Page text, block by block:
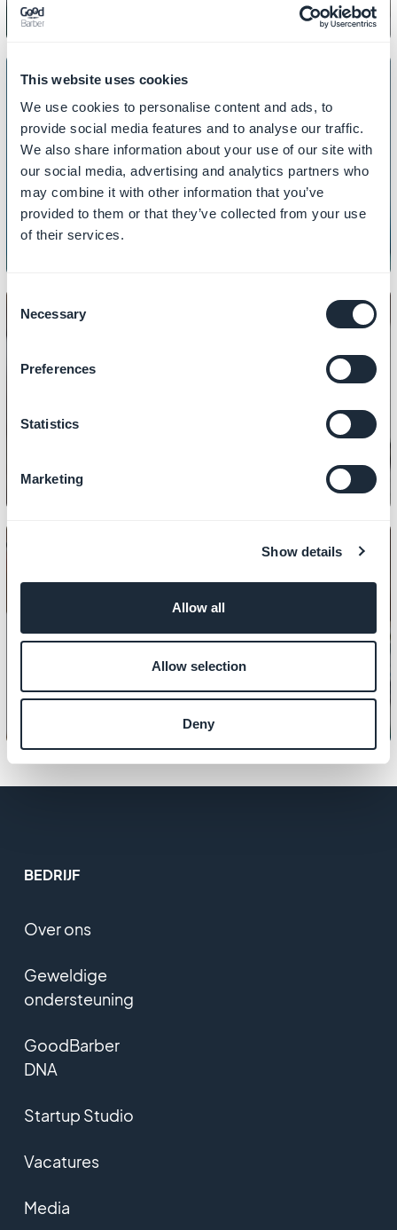
This website uses cookies
We use cookies to personalise content and ads, to
provide social media features and to analyse our traffic.
We also share information about your use of our site with
our social media, advertising and analytics partners who
may combine it with other information that you’ve
provided to them or that they’ve collected from your use
of their services.
Consent
Selection
Necessary
Preferences
Statistics
Marketing
Show details
Allow all
Allow selection
Deny
INHOUD
Hoe u uw 404-pagina kunt
aanpassen
INHOUD
Hoe een fotogalerij weergeeft
BEDRIJF
Over ons
Geweldige
ondersteuning
GoodBarber
DNA
Startup Studio
Vacatures
Media